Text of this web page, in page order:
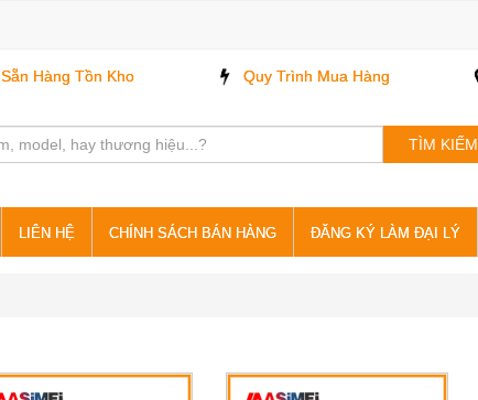
Sẵn Hàng Tồn Kho Quy Trình Mua Hàng
TÌM KIẾM
LIÊN HỆ CHÍNH SÁCH BÁN HÀNG ĐĂNG KÝ LÀM ĐẠI LÝ